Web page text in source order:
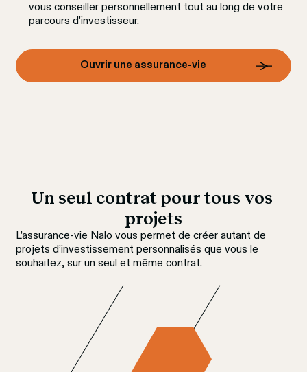
vous conseiller personnellement tout au long de votre
parcours d'investisseur.
Ouvrir une assurance-vie
Un seul contrat pour tous vos
projets
L’assurance-vie Nalo vous permet de créer autant de
projets d’investissement personnalisés que vous le
souhaitez, sur un seul et même contrat.